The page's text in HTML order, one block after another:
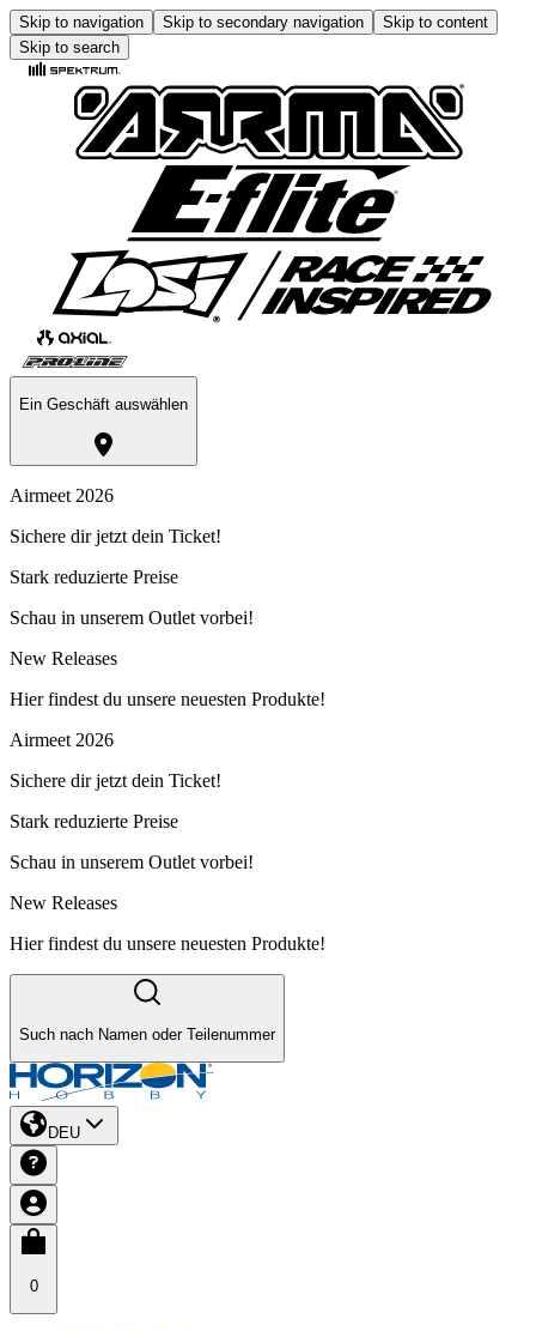
Skip to navigation Skip to secondary navigation
Skip to content
Skip to search
Ein Geschäft auswählen
Airmeet 2026
Sichere dir jetzt dein Ticket!
Stark reduzierte Preise
Schau in unserem Outlet vorbei!
New Releases
Hier findest du unsere neuesten Produkte!
Airmeet 2026
Sichere dir jetzt dein Ticket!
Stark reduzierte Preise
Schau in unserem Outlet vorbei!
New Releases
Hier findest du unsere neuesten Produkte!
Such nach Namen oder Teilenummer
DEU
0